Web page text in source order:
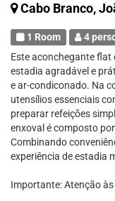
Cabo Branco,
1 Room 4
Este aconchegante
estadia agradável e
e ar-condiconado. Na
utensílios essenciais
preparar refeições
enxoval é composto
Combinando
experiência de estadia
Importante: Atenção às